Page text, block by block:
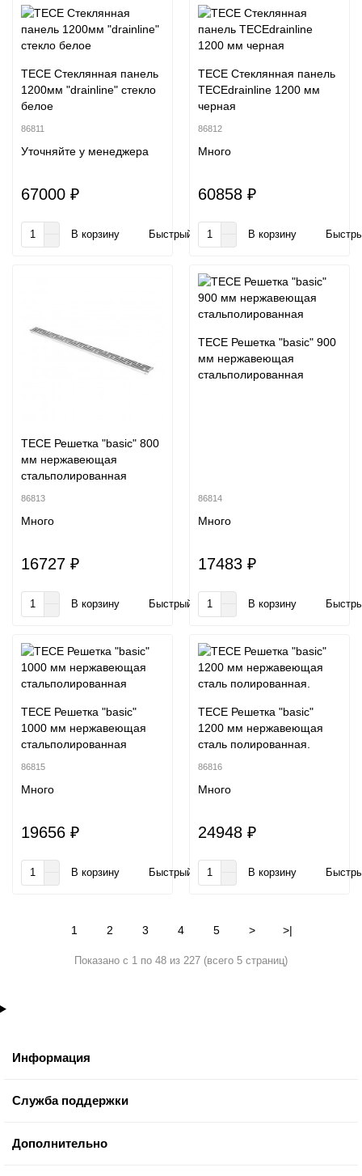
TECE Стеклянная панель
1200мм "drainline" стекло
белое
86811
Уточняйте у менеджера
67000 ₽
В корзину Быстрый заказ
TECE Стеклянная панель
TECEdrainline 1200 мм
черная
86812
Много
60858 ₽
В корзину
TECE Решетка "basic" 800
мм нержавеющая
стальполированная
86813
Много
16727 ₽
В корзину Быстрый заказ
TECE Решетка "basic" 900
мм нержавеющая
стальполированная
86814
Много
17483 ₽
В корзину
TECE Решетка "basic"
1000 мм нержавеющая
стальполированная
86815
Много
19656 ₽
В корзину Быстрый заказ
TECE Решетка "basic"
1200 мм нержавеющая
сталь полированная.
86816
Много
24948 ₽
В корзину
1 2 3 4 5 > >|
Показано с 1 по 48 из 227 (всего 5 страниц)
Информация
Служба поддержки
Дополнительно